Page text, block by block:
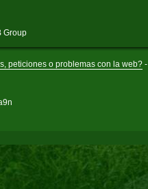
Group
peticiones o problemas con la web?-